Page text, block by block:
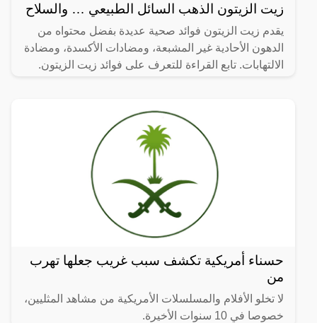
زيت الزيتون الذهب السائل الطبيعي … والسلاح
يقدم زيت الزيتون فوائد صحية عديدة بفضل محتواه من
الدهون الأحادية غير المشبعة، ومضادات الأكسدة، ومضادة
الالتهابات. تابع القراءة للتعرف على فوائد زيت الزيتون.
حسناء أمريكية تكشف سبب غريب جعلها تهرب
من
لا تخلو الأفلام والمسلسلات الأمريكية من مشاهد المثليين،
خصوصا في 10 سنوات الأخيرة.